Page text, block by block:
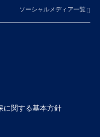
ソーシャルメディア一覧
に関する基本方針